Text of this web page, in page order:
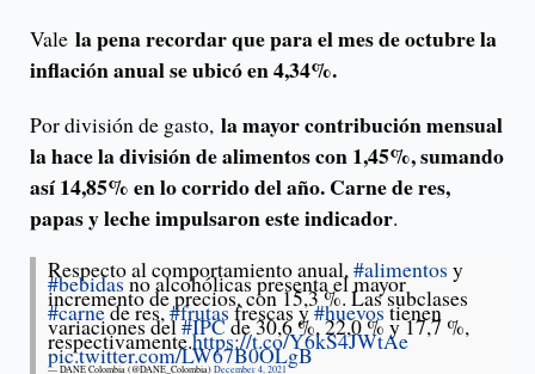
Vale la pena recordar que para el mes de octubre la
inflación anual se ubicó en 4,34%.
Por división de gasto, la mayor contribución mensual
la hace la división de alimentos con 1,45%, sumando
así 14,85% en lo corrido del año. Carne de res,
papas y leche impulsaron este indicador.
Respecto al comportamiento anual,#alimentos y
#bebidasno alcohólicas presenta el mayor
incremento de precios, con 15,3 %. Las subclases
#carnede res,#frutasfrescas y#huevostienen
variaciones del#IPCde 30,6 %, 22,0 % y 17,7 %,
respectivamente.https://t.co/Y6kS4JWtAe
pic.twitter.com/LW67B0OLgB
— DANE Colombia (@DANE_Colombia) December 4, 2021